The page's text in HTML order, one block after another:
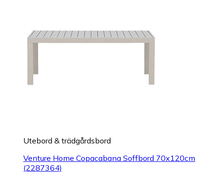
Utebord & trädgårdsbord
Venture Home Copacabana Soffbord 70x120cm
(2287364)